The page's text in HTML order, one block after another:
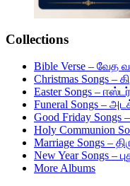
Collections
Bible Verse – வேத
Christmas Songs –
Easter Songs –
Funeral Songs –
Good Friday
Holy Communion
Marriage Songs –
New Year Songs –
More Albums